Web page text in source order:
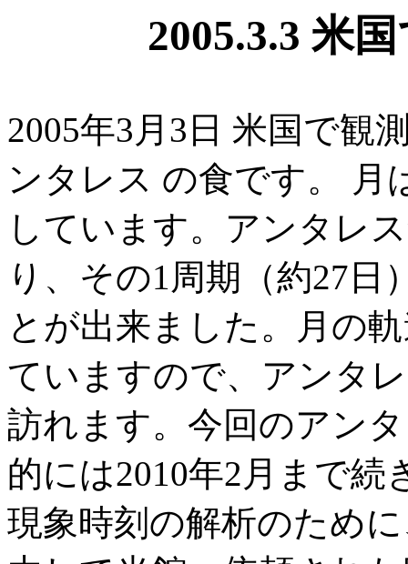
2005.3.3 米
2005年3月3日 米国で観
ンタレス の食です。 月
しています。アンタレ
り、その1周期（約27日
とが出来ました。月の
ていますので、アンタ
訪れます。今回のアン
的には2010年2月まで続
現象時刻の解析のため